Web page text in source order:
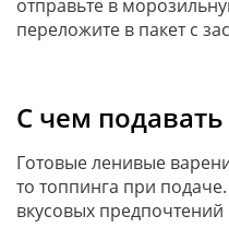
отправьте в
переложите в пакет с
С чем подавать
Готовые ленивые
то топпинга при
вкусовых